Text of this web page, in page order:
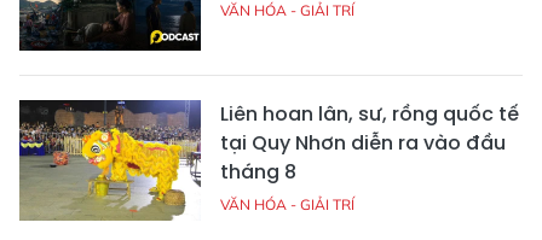
VĂN HÓA - GIẢI TRÍ
Liên hoan lân, sư, rồng quốc tế
tại Quy Nhơn diễn ra vào đầu
tháng 8
VĂN HÓA - GIẢI TRÍ